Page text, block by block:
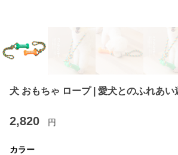
犬 おもちゃ ロープ | 愛犬とのふれあい
2,820 円
カラー